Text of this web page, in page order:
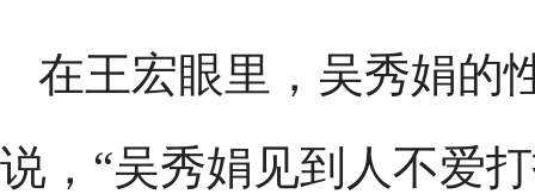
在王宏眼里，吴秀娟的
说，“吴秀娟见到人不爱